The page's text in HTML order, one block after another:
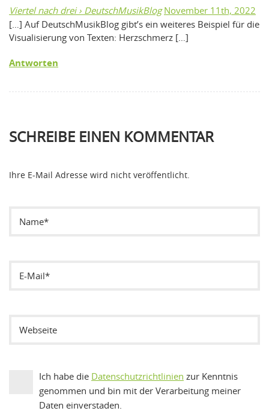
Viertel nach drei › DeutschMusikBlog November 11th, 2022
[…] Auf DeutschMusikBlog gibt’s ein weiteres Beispiel für die
Visualisierung von Texten: Herzschmerz […]
Antworten
SCHREIBE EINEN KOMMENTAR
Ihre E-Mail Adresse wird nicht veröffentlicht.
Ich habe die Datenschutzrichtlinien zur Kenntnis
genommen und bin mit der Verarbeitung meiner
Daten einverstaden.